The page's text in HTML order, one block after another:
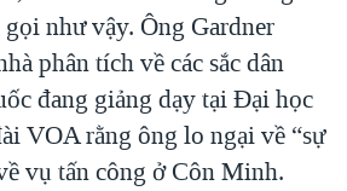
như vậy. Ông Gardner
phân tích về các sắc dân
đang giảng dạy tại Ðại học
VOA rằng ông lo ngại về “sự
vụ tấn công ở Côn Minh.